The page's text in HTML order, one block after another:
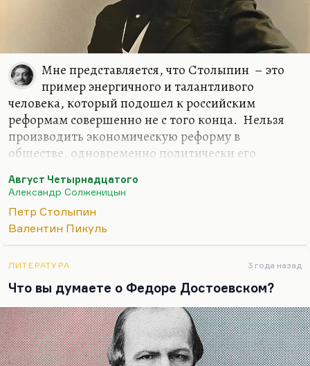
Мне представляется, что Столыпин – это
пример энергичного и талантливого
человека, который подошел к российским
реформам совершенно не с того конца. Нельзя
производить экономическую реформу в
обществе, одновременно политически его
быть несправедлив, но мнение народа, по
крайней мере, остается в истории. А народ считал
Столыпина синонимом «столыпинского вагона» и
«столыпинского галстука». Он его политику
И это неслучайно, это не просто так. Нельзя
раскрепощать страну экономически и
закрепощать ее политически. Вас убьют. Вы
получите нагноение там, где у вас заноза. Вы…
Август Четырнадцатого
Александр Солженицын
Петр Столыпин
Валентин Пикуль
ЛИТЕРАТУРА 3 года назад
Что вы думаете о Федоре Достоевском?